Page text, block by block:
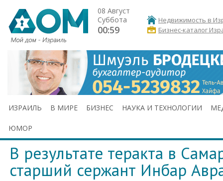
08 Август
Суббота
00:59
Недвижимость в
Бизнес-каталог
ИЗРАИЛЬ В МИРЕ БИЗНЕС НАУКА И ТЕХНОЛОГИИ
ЮМОР
В результате теракта в
старший сержант Инбар